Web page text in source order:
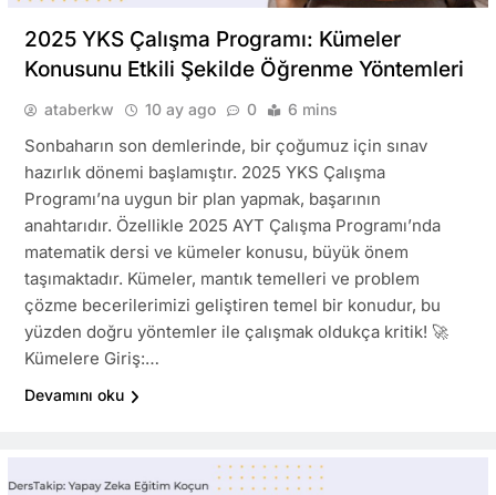
2025 YKS Çalışma Programı: Kümeler
Konusunu Etkili Şekilde Öğrenme Yöntemleri
ataberkw 10 ay ago 0 6 mins
Sonbaharın son demlerinde, bir çoğumuz için sınav
hazırlık dönemi başlamıştır. 2025 YKS Çalışma
Programı’na uygun bir plan yapmak, başarının
anahtarıdır. Özellikle 2025 AYT Çalışma Programı’nda
matematik dersi ve kümeler konusu, büyük önem
taşımaktadır. Kümeler, mantık temelleri ve problem
çözme becerilerimizi geliştiren temel bir konudur, bu
yüzden doğru yöntemler ile çalışmak oldukça kritik! 🚀
Kümelere Giriş:…
Devamını oku